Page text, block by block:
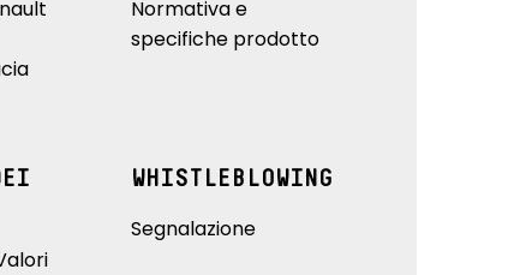
Normativa e
specifiche prodotto
WHISTLEBLOWING
Segnalazione